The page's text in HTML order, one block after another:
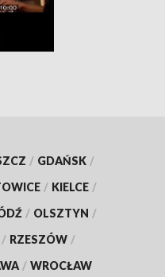
/ GDAŃSK /
/ KIELCE /
/ OLSZTYN /
/ RZESZÓW /
/ WROCŁAW